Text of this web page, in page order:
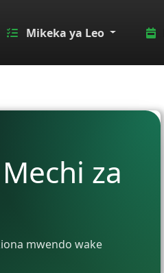
Mikeka ya Leo
za
mwendo wake